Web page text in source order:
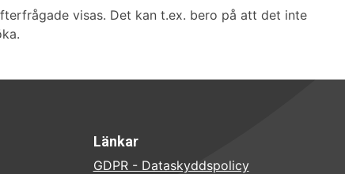
visas. Det kan t.ex. bero på att det inte
Länkar
GDPR - Dataskyddspolicy